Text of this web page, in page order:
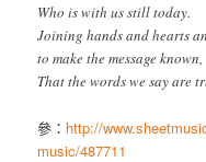
Who is with us still today.
Joining hands and hearts
to make the message known,
That the words we say are
參： http://
music/487711